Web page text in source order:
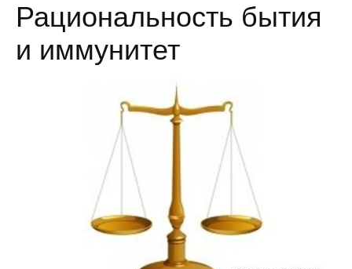
Рациональность бытия
и иммунитет